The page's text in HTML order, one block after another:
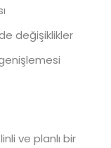
değişiklikler
ve planlı bir